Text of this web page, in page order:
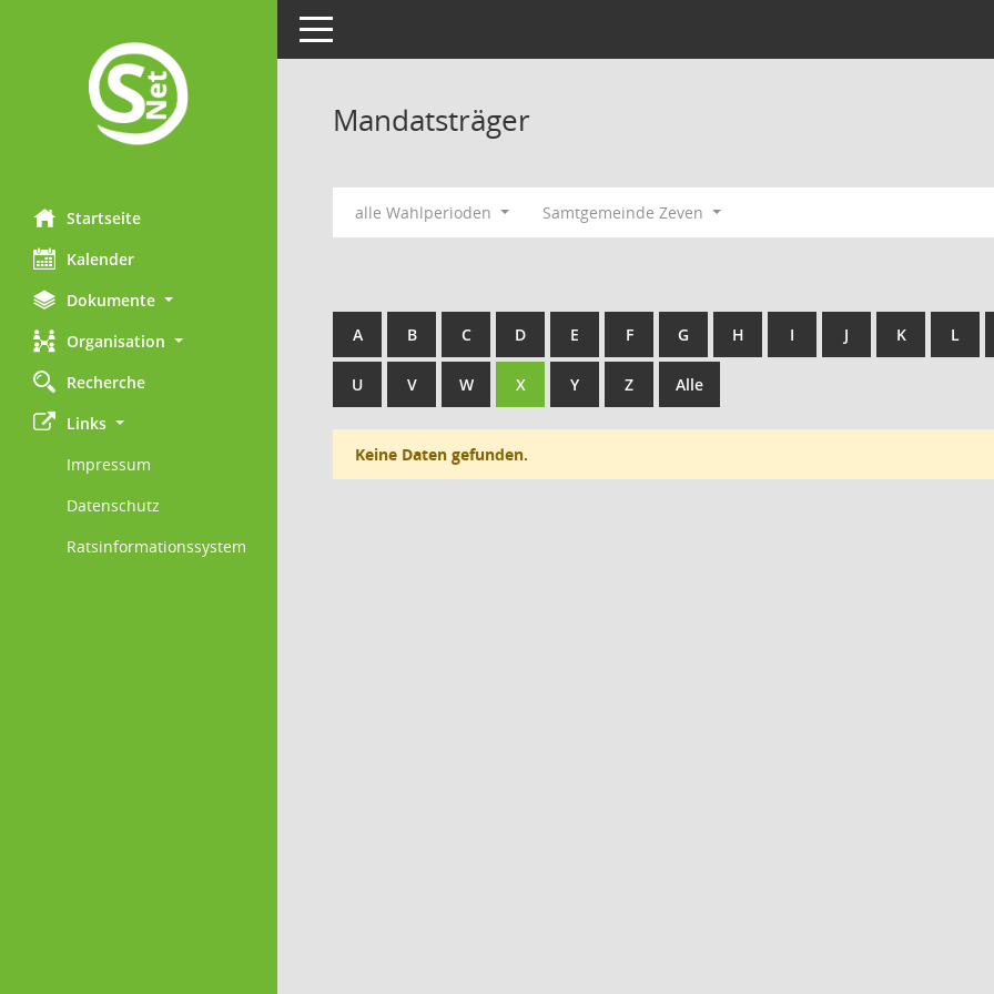
Startseite
Kalender
Dokumente
Organisation
Recherche
Links
Impressum
Datenschutz
Ratsinformationssystem
Toggle navigation
Mandatsträger
alle Wahlperioden Samtgemeinde Zeven
A B C D E F G H I J K L
U V W X Y Z Alle
Keine Daten gefunden.